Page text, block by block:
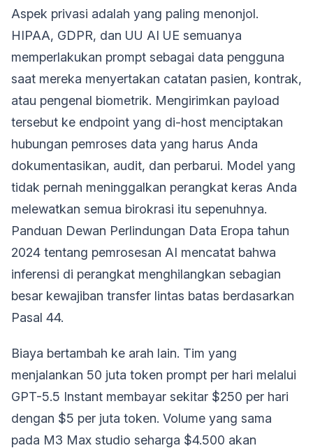
Aspek privasi adalah yang paling menonjol.
HIPAA, GDPR, dan UU AI UE semuanya
memperlakukan prompt sebagai data pengguna
saat mereka menyertakan catatan pasien, kontrak,
atau pengenal biometrik. Mengirimkan payload
tersebut ke endpoint yang di-host menciptakan
hubungan pemroses data yang harus Anda
dokumentasikan, audit, dan perbarui. Model yang
tidak pernah meninggalkan perangkat keras Anda
melewatkan semua birokrasi itu sepenuhnya.
Panduan Dewan Perlindungan Data Eropa tahun
2024 tentang pemrosesan AI mencatat bahwa
inferensi di perangkat menghilangkan sebagian
besar kewajiban transfer lintas batas berdasarkan
Pasal 44.
Biaya bertambah ke arah lain. Tim yang
menjalankan 50 juta token prompt per hari melalui
GPT-5.5 Instant membayar sekitar $250 per hari
dengan $5 per juta token. Volume yang sama
pada M3 Max studio seharga $4.500 akan